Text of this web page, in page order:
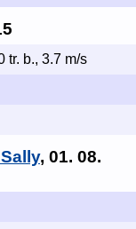
tr. b., 3.7 m/s
, 01. 08.